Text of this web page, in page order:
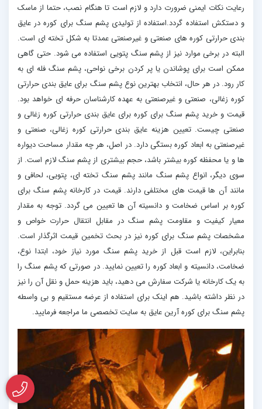
رعایت نکات ایمنی ضرورت دارد و لازم است تا هنگام نصب، حتما از ماسک
و دستکش استفاده گردد.استفاده از تولیدی پشم سنگ برای کوره در عایق
بندی حرارتی کوره های صنعتی و غیرصنعتی عمدتا به شکل تخته ای است.
البته در برخی موارد نیز از پشم سنگ پتویی استفاده می شود. حتی گاهی
ممکن است برای پوشاندن یا پر کردن برخی نواحی، پشم سنگ فله ای به
کار رود. در هر حال، انتخاب بهترین نوع پشم سنگ برای عایق بندی حرارتی
کوره زغالی، صنعتی و غیرصنعتی به عهده کارشناسان حرفه ای خواهد بود.
قیمت و خرید پشم سنگ برای کوره برای عایق بندی حرارتی کوره زغالی و
صنعتی چیست. تعیین هزینه عایق بندی حرارتی کوره زغالی، صنعتی و
غیرصنعتی به ابعاد کوره بستگی دارد. در اصل، هر چه مقدار مساحت دیواره
ها و یا محفظه کوره بیشتر باشد، حجم بیشتری از پشم سنگ لازم است. از
سوی دیگر، انواع پشم سنگ مانند پشم سنگ تخته ای، پتویی، لحافی و
مانند آن ها قیمت های مختلفی دارند. قیمت در کارخانه پشم سنگ برای
کوره بر اساس ضخامت و دانسیته آن ها تعیین می گردد. توجه به مقدار
معیار کیفیت و مقاومت پشم سنگ در مقابل انتقال حرارت خواص و
مشخصات پشم سنگ برای کوره نیز در بحث تخمین قیمت اثرگذار است.
بنابراین، لازم است قبل از خرید پشم سنگ مورد نیاز خود، ابتدا نوع،
ضخامت، دانسیته و ابعاد کوره را تعیین نمایید. در صورتی که پشم سنگ را
به یک کارخانه یا شرکت سفارش می دهید، باید هزینه حمل و نقل آن را نیز
در نظر داشته باشید. هم اینک برای استفاده از عرضه مستقیم و بی واسطه
پشم سنگ برای کوره آرین عایق به سایت تخصصی ما مراجعه فرمایید.